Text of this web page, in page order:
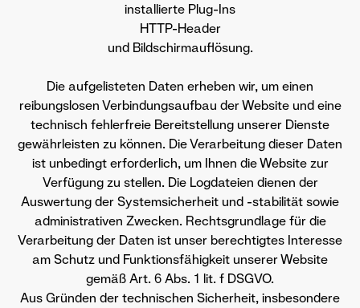
installierte Plug-Ins
HTTP-Header
und Bildschirmauflösung.
Die aufgelisteten Daten erheben wir, um einen
reibungslosen Verbindungsaufbau der Website und eine
technisch fehlerfreie Bereitstellung unserer Dienste
gewährleisten zu können. Die Verarbeitung dieser Daten
ist unbedingt erforderlich, um Ihnen die Website zur
Verfügung zu stellen. Die Logdateien dienen der
Auswertung der Systemsicherheit und -stabilität sowie
administrativen Zwecken. Rechtsgrundlage für die
Verarbeitung der Daten ist unser berechtigtes Interesse
am Schutz und Funktionsfähigkeit unserer Website
gemäß Art. 6 Abs. 1 lit. f DSGVO.
Aus Gründen der technischen Sicherheit, insbesondere